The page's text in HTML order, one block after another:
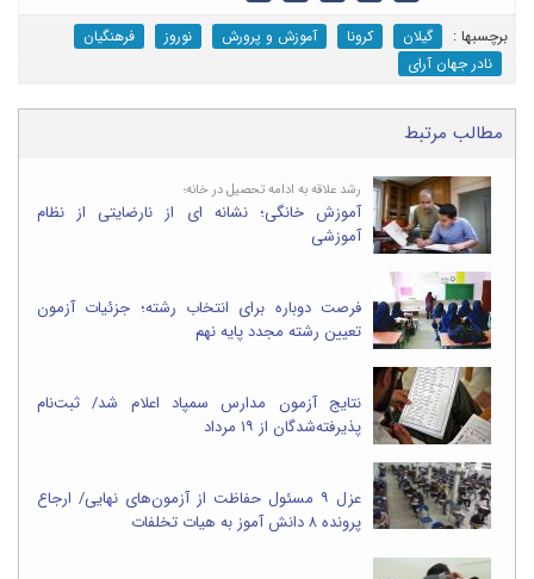
برچسب‎ها : گیلان کرونا آموزش و پرورش نوروز
فرهنگیان
نادر جهان آرای
مطالب مرتبط
رشد علاقه به ادامه تحصیل در خانه؛
آموزش خانگی؛ نشانه ای از نارضایتی از نظام
آموزشی
فرصت دوباره برای انتخاب رشته؛ جزئیات آزمون
تعیین رشته مجدد پایه نهم
نتایج آزمون مدارس سمپاد اعلام شد/ ثبت‌نام
پذیرفته‌شدگان از ۱۹ مرداد
عزل ۹ مسئول حفاظت از آزمون‌های نهایی/ ارجاع
پرونده ۸ دانش آموز به هیات تخلفات